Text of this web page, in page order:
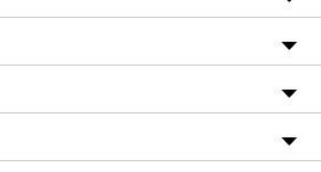
dlf.de
App